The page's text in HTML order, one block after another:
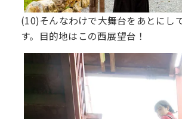
(10)そんなわけで大舞台をあとにし
す。目的地はこの西展望台！